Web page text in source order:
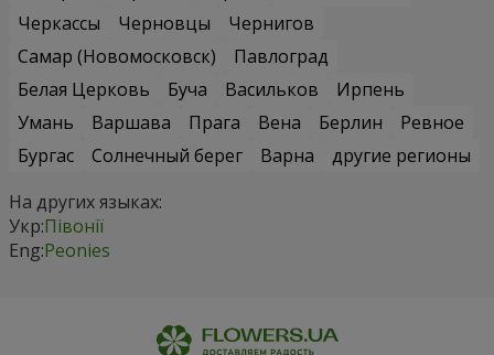
Черкассы
Черновцы
Чернигов
Самар (Новомосковск)
Павлоград
Белая Церковь
Буча Васильков
Ирпень
Умань
Варшава Прага Вена Берлин
Ревное
Бургас
Солнечный берег Варна
другие регионы
На других языках:
Укр:Півонії
Eng:Peonies